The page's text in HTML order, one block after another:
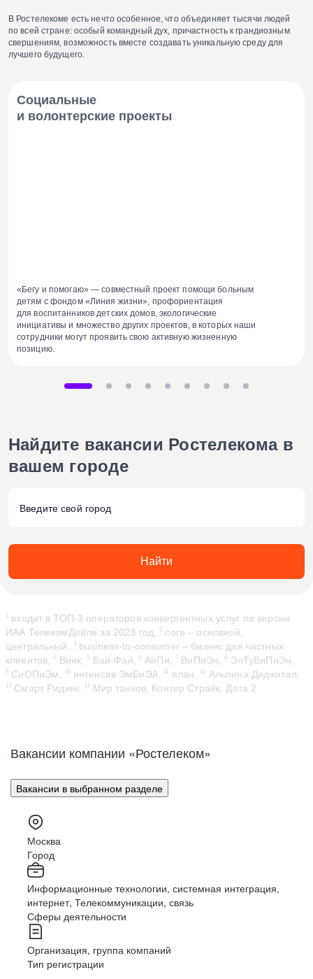
В Ростелекоме есть нечто особенное, что объединяет тысячи людей
по всей стране: особый командный дух, причастность к грандиозным
свершениям, возможность вместе создавать уникальную среду для
лучшего будущего.
Социальные
и волонтерские проекты
«Бегу и помогаю» — совместный проект помощи больным
детям с фондом «Линия жизни», профориентация
для воспитанников детских домов, экологические
инициативы и множество других проектов, в которых наши
сотрудники могут проявить свою активную жизненную
позицию.
Найдите вакансии Ростелекома в
вашем городе
Найти
1 входит в ТОП-3 операторов конвергентных услуг по версии
ИАА ТелекомДейли за 2023 год,
2 core – основной,
центральный,
3business-to-consumer – бизнес для частных
клиентов,
4 Винк, 5 Вай-Фай, 6 АйПи, 7 ВиПиЭн,8 ЭлТуВиПиЭн,
9 СиОПиЭм, 10интенсив ЭмБиЭй, 11 план, 12 Альпина Диджитал,
13 Смарт Ридинг, 14 Мир танков, Контер Страйк, Дота 2
Вакансии компании «Ростелеком»
Вакансии в выбранном разделе
Москва
Город
Информационные технологии, системная интеграция,
интернет, Телекоммуникации, связь
Сферы деятельности
Организация, группа компаний
Тип регистрации